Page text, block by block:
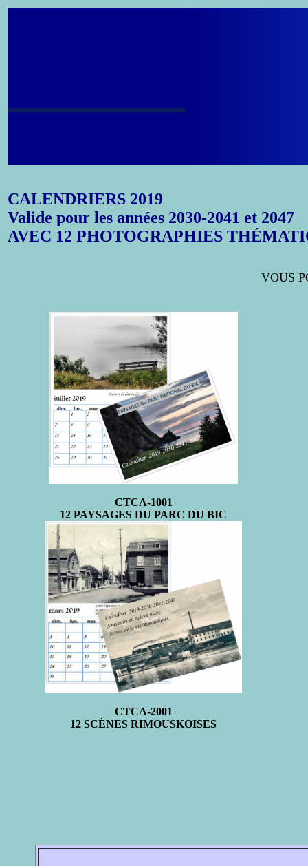
CALENDRIERS 2019
Valide pour les années 2030-2041 et 2047
AVEC 12 PHOTOGRAPHIES
VOUS
CTCA-1001
12 PAYSAGES DU PARC DU BIC
CTCA-2001
12 SCÈNES RIMOUSKOISES